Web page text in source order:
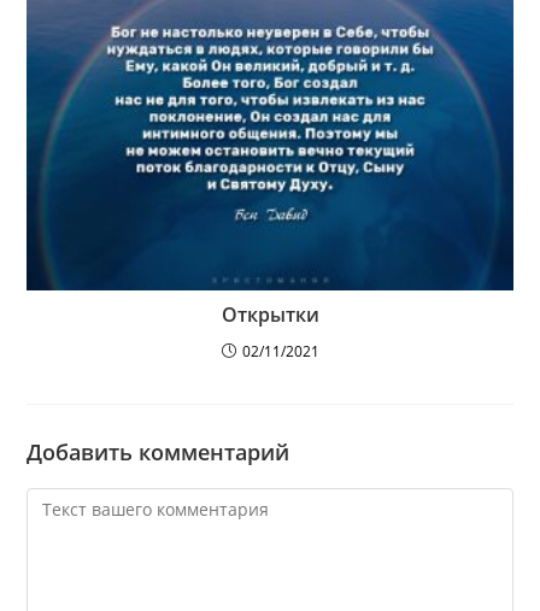
Открытки
02/11/2021
Добавить комментарий